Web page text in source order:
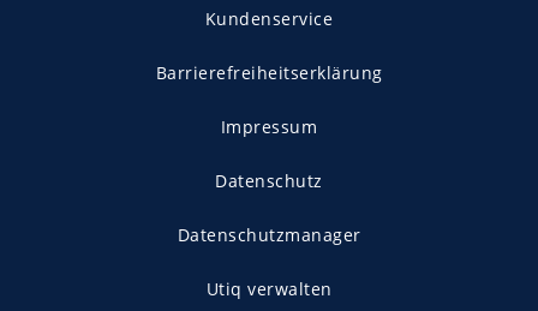
Kundenservice
Barrierefreiheitserklärung
Impressum
Datenschutz
Datenschutzmanager
Utiq verwalten